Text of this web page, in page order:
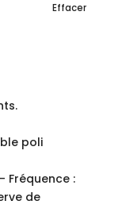
Effacer
poli
Fréquence :
de